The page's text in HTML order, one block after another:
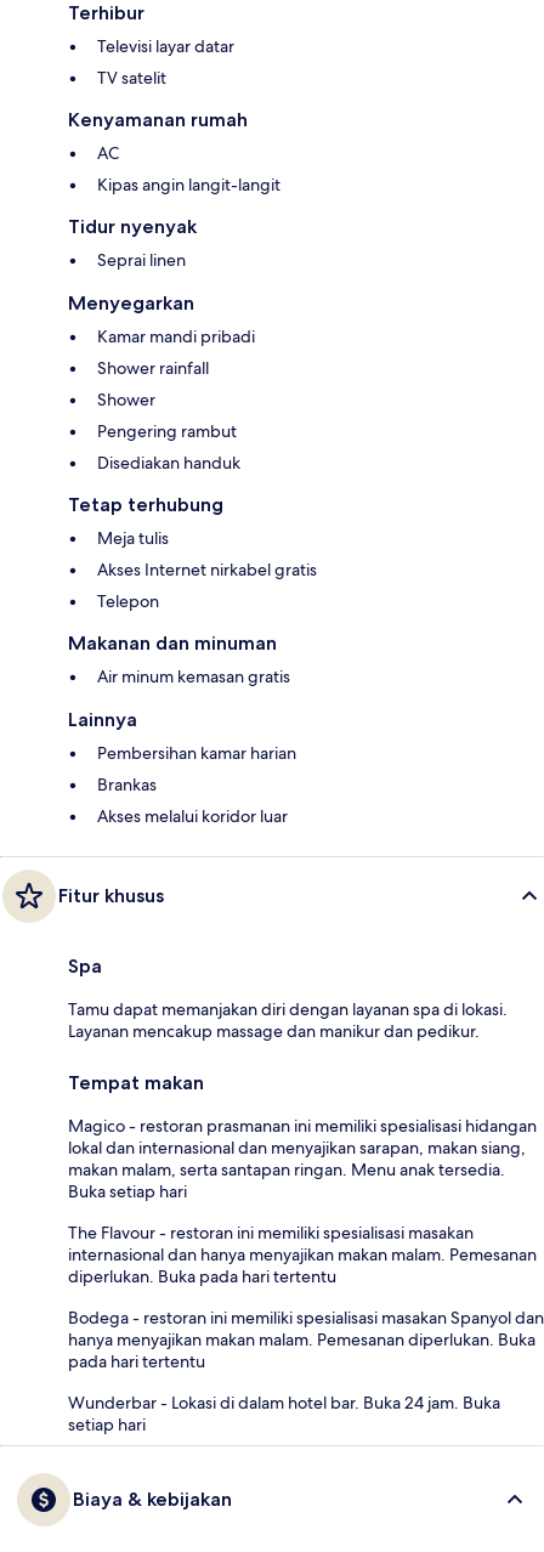
Terhibur
Televisi layar datar
TV satelit
Kenyamanan rumah
AC
Kipas angin langit-langit
Tidur nyenyak
Seprai linen
Menyegarkan
Kamar mandi pribadi
Shower rainfall
Shower
Pengering rambut
Disediakan handuk
Tetap terhubung
Meja tulis
Akses Internet nirkabel gratis
Telepon
Makanan dan minuman
Air minum kemasan gratis
Lainnya
Pembersihan kamar harian
Brankas
Akses melalui koridor luar
Fitur khusus
Spa
Tamu dapat memanjakan diri dengan layanan spa di lokasi.
Layanan mencakup massage dan manikur dan pedikur.
Tempat makan
Magico - restoran prasmanan ini memiliki spesialisasi hidangan
lokal dan internasional dan menyajikan sarapan, makan siang,
makan malam, serta santapan ringan. Menu anak tersedia.
Buka setiap hari
The Flavour - restoran ini memiliki spesialisasi masakan
internasional dan hanya menyajikan makan malam. Pemesanan
diperlukan. Buka pada hari tertentu
Bodega - restoran ini memiliki spesialisasi masakan Spanyol dan
hanya menyajikan makan malam. Pemesanan diperlukan. Buka
pada hari tertentu
Wunderbar - Lokasi di dalam hotel bar. Buka 24 jam. Buka
setiap hari
Biaya & kebijakan